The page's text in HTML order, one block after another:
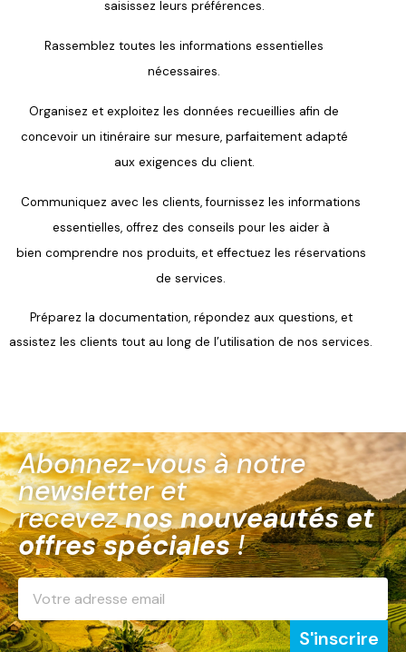
saisissez leurs préférences.
Rassemblez toutes les informations essentielles
nécessaires.
Organisez et exploitez les données recueillies afin de
concevoir un itinéraire sur mesure, parfaitement adapté
aux exigences du client.
Communiquez avec les clients,fournissez les informations
essentielles, offrez des conseils pour les aider à
bien comprendre nos produits, et effectuez les réservations
de services.
Préparez la documentation, répondez aux questions, et
assistez les clients tout au long de l’utilisation de nos services.
Abonnez-vous à notre
newsletter et
receveznos nouveautés et
offres spéciales!
S'inscrire